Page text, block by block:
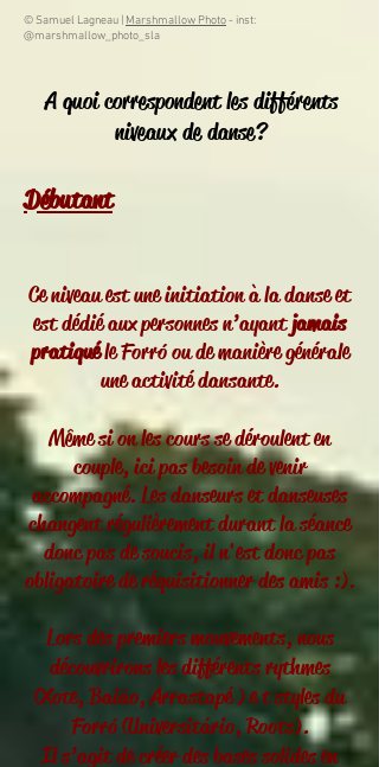
© Samuel Lagneau | Marshmallow Photo- inst:
@marshmallow_photo_sla
A quoi correspondent les différents
niveaux de danse?
Débutant
Ce niveau est une initiation à la danse et
est dédié aux personnes n’ayantjamais
pratiquéle Forró ou de manière générale
une activité dansante.
Même si on les cours se déroulent en
couple, ici pas besoin de venir
accompagné. Les danseurs et danseuses
changent régulièrement durant la séance
donc pas de soucis, il n'est donc pas
obligatoire de réquisitionner des amis :).
Lors des premiers mouvements, nous
découvrirons les différents rythmes
(Xote, Baião, Arrastapé ) e tstyles du
Forró (Universitário, Roots).
Il s’agit de créer des bases solides en